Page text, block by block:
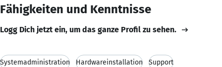
Fähigkeiten und Kenntnisse
Logg Dich jetzt ein, um das ganze Profil zu sehen.
Systemadministration Hardwareinstallation Support